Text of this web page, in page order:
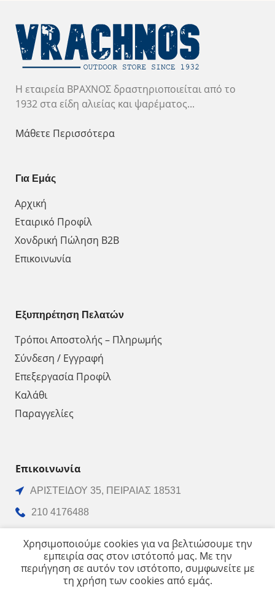
Η εταιρεία ΒΡΑΧΝΟΣ δραστηριοποιείται από το
1932 στα είδη αλιείας και ψαρέματος...
Μάθετε Περισσότερα
Για Εμάς
Αρχική
Εταιρικό Προφίλ
Χονδρική Πώληση Β2Β
Επικοινωνία
Εξυπηρέτηση Πελατών
Τρόποι Αποστολής – Πληρωμής
Σύνδεση / Εγγραφή
Επεξεργασία Προφίλ
Καλάθι
Παραγγελίες
Επικοινωνία
ΑΡΙΣΤΕΙΔΟΥ 35, ΠΕΙΡΑΙΑΣ 18531
210 4176488
210 4170068
info@vrachnos.gr
Χρησιμοποιούμε cookies για να βελτιώσουμε την
εμπειρία σας στον ιστότοπό μας. Με την
περιήγηση σε αυτόν τον ιστότοπο, συμφωνείτε με
τη χρήση των cookies από εμάς.